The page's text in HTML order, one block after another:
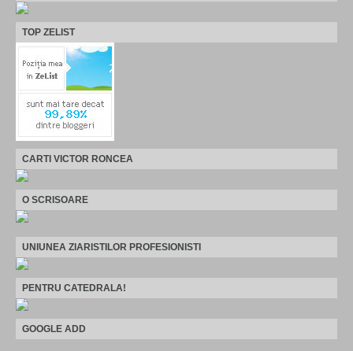
TOP ZELIST
CARTI VICTOR RONCEA
O SCRISOARE
UNIUNEA ZIARISTILOR PROFESIONISTI
PENTRU CATEDRALA!
GOOGLE ADD